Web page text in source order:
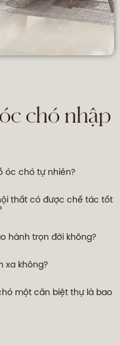
chó nhập
óc chó tự nhiên?
thất có được chế tác tốt
hành trọn đời không?
xa không?
một căn biệt thự là bao